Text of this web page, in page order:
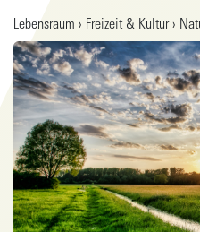
Lebensraum › Freizeit & Kultur ›